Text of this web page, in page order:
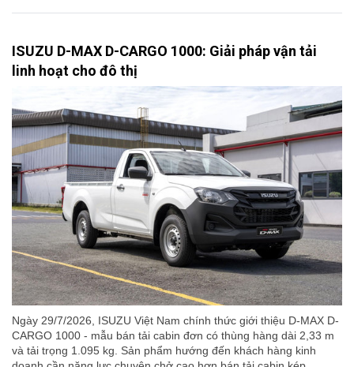
ISUZU D-MAX D-CARGO 1000: Giải pháp vận tải
linh hoạt cho đô thị
Ngày 29/7/2026, ISUZU Việt Nam chính thức giới thiệu D-MAX D-
CARGO 1000 - mẫu bán tải cabin đơn có thùng hàng dài 2,33 m
và tải trọng 1.095 kg. Sản phẩm hướng đến khách hàng kinh